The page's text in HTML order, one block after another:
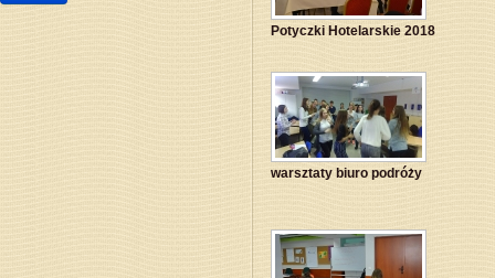
Potyczki Hotelarskie 2018
warsztaty biuro podróży